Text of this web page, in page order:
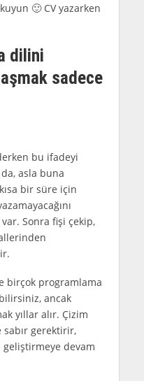
🙂 CV yazarken
dilini
sadece
bu ifadeyi
asla buna
bir süre için
Sonra fişi çekip,
birçok programlama
ancak
yıllar alır. Çizim
gerektirir,
devam